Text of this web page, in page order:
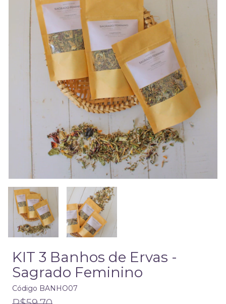
KIT 3 Banhos de Ervas -
Sagrado Feminino
Código BANHO07